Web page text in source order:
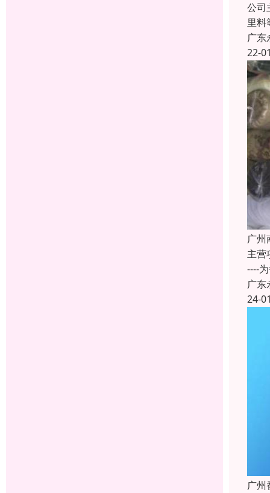
公司
里料
广东
22-
广州
主营
----
广东
24-
广州